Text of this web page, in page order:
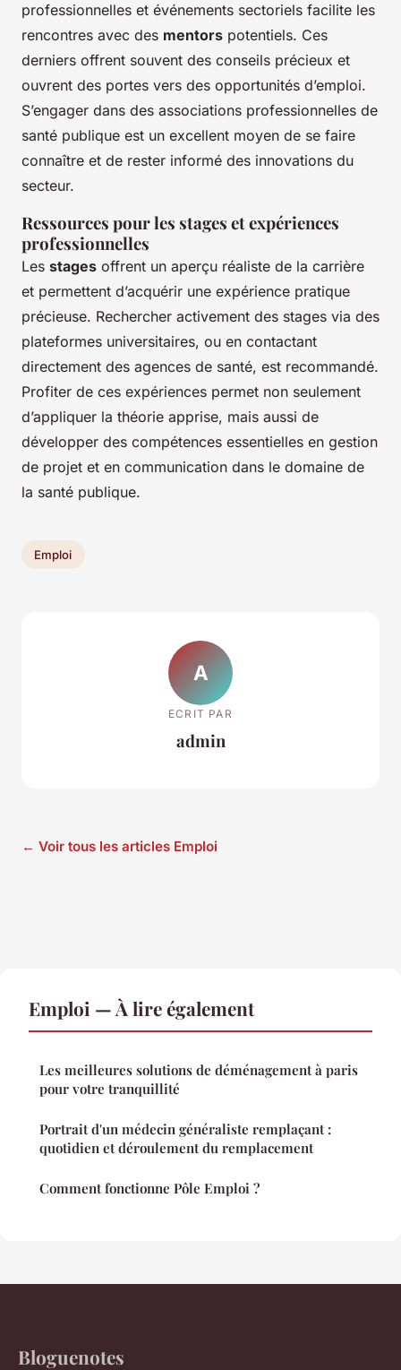
professionnelles et événements sectoriels facilite les
rencontres avec des mentors potentiels. Ces
derniers offrent souvent des conseils précieux et
ouvrent des portes vers des opportunités d’emploi.
S’engager dans des associations professionnelles de
santé publique est un excellent moyen de se faire
connaître et de rester informé des innovations du
secteur.
Ressources pour les stages et expériences
professionnelles
Les stages offrent un aperçu réaliste de la carrière
et permettent d’acquérir une expérience pratique
précieuse. Rechercher activement des stages via des
plateformes universitaires, ou en contactant
directement des agences de santé, est recommandé.
Profiter de ces expériences permet non seulement
d’appliquer la théorie apprise, mais aussi de
développer des compétences essentielles en gestion
de projet et en communication dans le domaine de
la santé publique.
Emploi
A
ECRIT PAR
admin
← Voir tous les articles Emploi
Emploi — À lire également
Les meilleures solutions de déménagement à paris
pour votre tranquillité
Portrait d'un médecin généraliste remplaçant :
quotidien et déroulement du remplacement
Comment fonctionne Pôle Emploi ?
Bloguenotes